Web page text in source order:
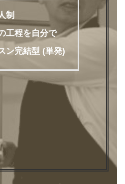
制
工程を自分で
ン完結型 (単発)